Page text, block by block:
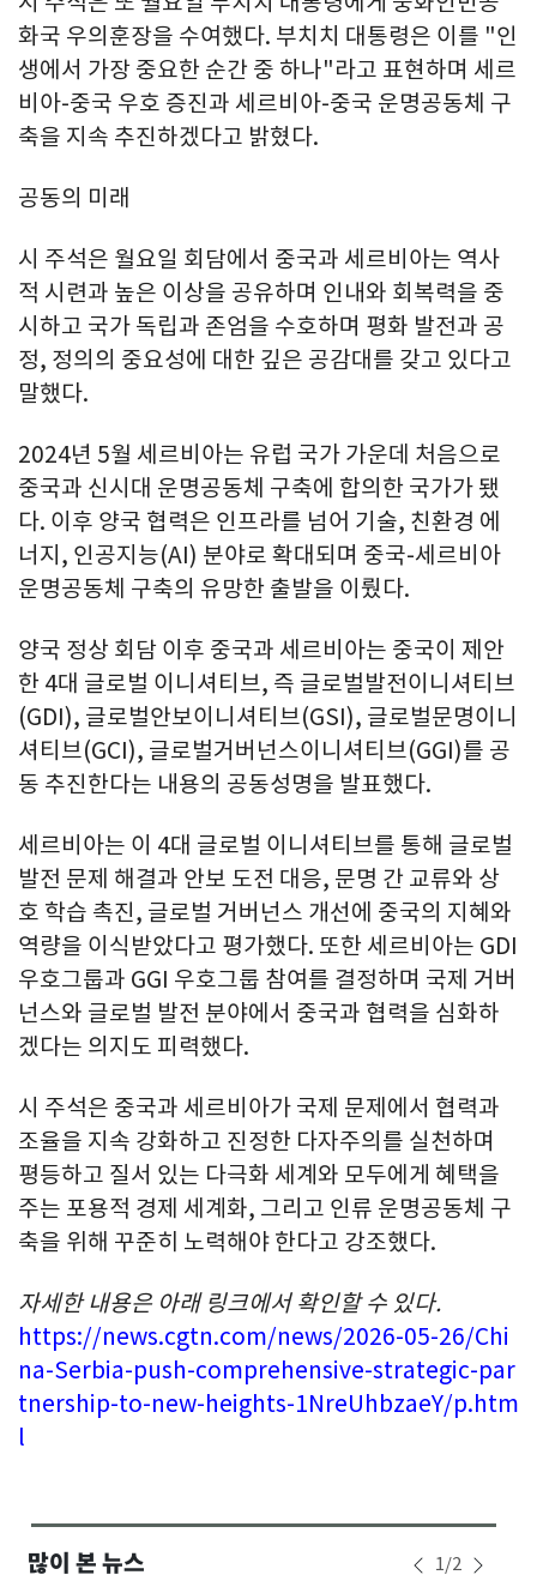
화국 우의훈장을 수여했다. 부치치 대통령은 이를 "인
생에서 가장 중요한 순간 중 하나"라고 표현하며 세르
비아-중국 우호 증진과 세르비아-중국 운명공동체 구
축을 지속 추진하겠다고 밝혔다.
공동의 미래
시 주석은 월요일 회담에서 중국과 세르비아는 역사
적 시련과 높은 이상을 공유하며 인내와 회복력을 중
시하고 국가 독립과 존엄을 수호하며 평화 발전과 공
정, 정의의 중요성에 대한 깊은 공감대를 갖고 있다고
말했다.
2024년 5월 세르비아는 유럽 국가 가운데 처음으로
중국과 신시대 운명공동체 구축에 합의한 국가가 됐
다. 이후 양국 협력은 인프라를 넘어 기술, 친환경 에
너지, 인공지능(AI) 분야로 확대되며 중국-세르비아
운명공동체 구축의 유망한 출발을 이뤘다.
양국 정상 회담 이후 중국과 세르비아는 중국이 제안
한 4대 글로벌 이니셔티브, 즉 글로벌발전이니셔티브
(GDI), 글로벌안보이니셔티브(GSI), 글로벌문명이니
셔티브(GCI), 글로벌거버넌스이니셔티브(GGI)를 공
동 추진한다는 내용의 공동성명을 발표했다.
세르비아는 이 4대 글로벌 이니셔티브를 통해 글로벌
발전 문제 해결과 안보 도전 대응, 문명 간 교류와 상
호 학습 촉진, 글로벌 거버넌스 개선에 중국의 지혜와
역량을 이식받았다고 평가했다. 또한 세르비아는 GDI
우호그룹과 GGI 우호그룹 참여를 결정하며 국제 거버
넌스와 글로벌 발전 분야에서 중국과 협력을 심화하
겠다는 의지도 피력했다.
시 주석은 중국과 세르비아가 국제 문제에서 협력과
조율을 지속 강화하고 진정한 다자주의를 실천하며
평등하고 질서 있는 다극화 세계와 모두에게 혜택을
주는 포용적 경제 세계화, 그리고 인류 운명공동체 구
축을 위해 꾸준히 노력해야 한다고 강조했다.
자세한 내용은 아래 링크에서 확인할 수 있다.
https://news.cgtn.com/news/2026-05-26/Chi
na-Serbia-push-comprehensive-strategic-par
tnership-to-new-heights-1NreUhbzaeY/p.htm
l
많이 본 뉴스 1/2